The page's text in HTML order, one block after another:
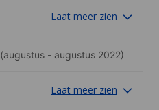
Laat meer zien
(augustus - augustus 2022)
Laat meer zien